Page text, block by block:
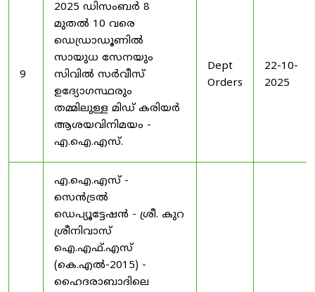
9
2025 ഡിസംബർ 8
മുതൽ 10 വരെ
ഡെഡ്രാഡൂണിൽ
സായുധ സേനയും
സിവിൽ സർവീസ്
ഉദ്യോഗസ്ഥരും
തമ്മിലുള്ള മിഡ് കരിയർ
ആശയവിനിമയം -
എ.ഐ.എസ്.
Dept
Orders
22-10-
2025
എ.ഐ.എസ് -
സെൻട്രൽ
ഡെപ്യൂട്ടേഷൻ - ശ്രീ. കുറ
ശ്രീനിവാസ്
ഐ.എഫ്.എസ്
(കെ.എൽ-2015) -
ഹൈദരാബാദിലെ